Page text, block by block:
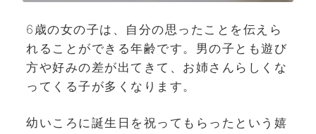
6歳の女の子は、自分の思ったことを伝えら
れることができる年齢です。男の子とも遊び
方や好みの差が出てきて、お姉さんらしくな
ってくる子が多くなります。
幼いころに誕生日を祝ってもらったという嬉